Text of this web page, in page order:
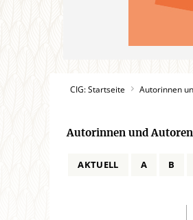
CIG: Startseite Autorinnen
Autorinnen und
AKTUELL A B